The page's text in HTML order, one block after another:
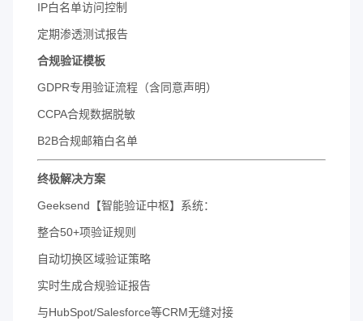
IP白名单访问控制
定期渗透测试报告
​合规验证模板​
GDPR专用验证流程（含同意声明）
CCPA合规数据脱敏
B2B合规邮箱白名单
​终极解决方案​
Geeksend【智能验证中枢】系统：
整合50+项验证规则
自动切换区域验证策略
实时生成合规验证报告
与HubSpot/Salesforce等CRM无缝对接